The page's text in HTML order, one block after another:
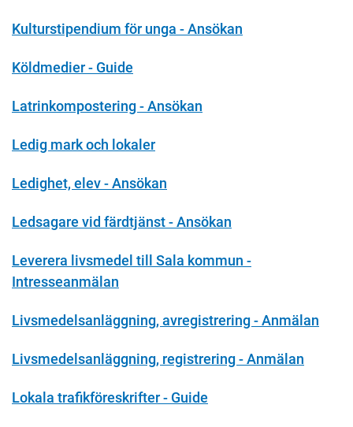
Kulturstipendium för unga - Ansökan
Köldmedier - Guide
Latrinkompostering - Ansökan
Ledig mark och lokaler
Ledighet, elev - Ansökan
Ledsagare vid färdtjänst - Ansökan
Leverera livsmedel till Sala kommun -
Intresseanmälan
Livsmedelsanläggning, avregistrering - Anmälan
Livsmedelsanläggning, registrering - Anmälan
Lokala trafikföreskrifter - Guide